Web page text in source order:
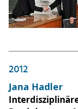
2012
Jana Hadler